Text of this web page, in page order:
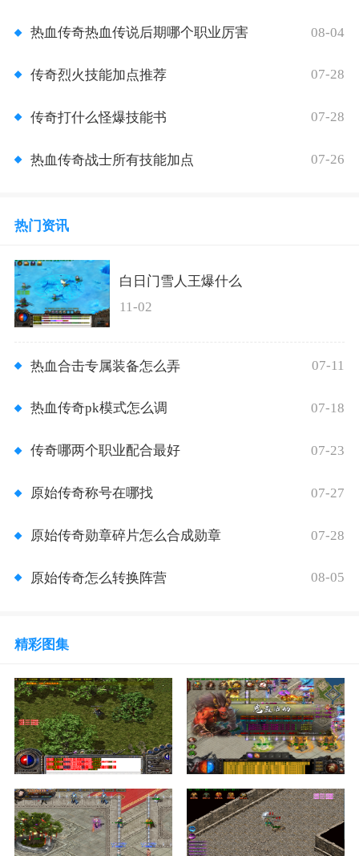
热血传奇热血传说后期哪个职业厉害 08-04
传奇烈火技能加点推荐 07-28
传奇打什么怪爆技能书 07-28
热血传奇战士所有技能加点 07-26
热门资讯
白日门雪人王爆什么
11-02
热血合击专属装备怎么弄 07-11
热血传奇pk模式怎么调 07-18
传奇哪两个职业配合最好 07-23
原始传奇称号在哪找 07-27
原始传奇勋章碎片怎么合成勋章 07-28
原始传奇怎么转换阵营 08-05
精彩图集